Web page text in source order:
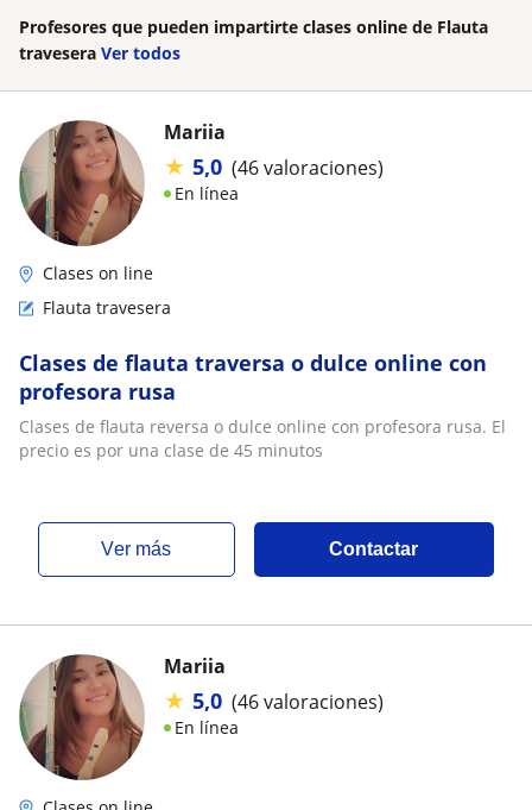
Profesores que pueden impartirte clases online de Flauta
travesera Ver todos
Mariia
★ 5,0 (46 valoraciones)
En línea
Clases on line
Flauta travesera
Clases de flauta traversa o dulce online con
profesora rusa
Clases de flauta reversa o dulce online con profesora rusa. El
precio es por una clase de 45 minutos
ver más Contactar
Mariia
★ 5,0 (46 valoraciones)
En línea